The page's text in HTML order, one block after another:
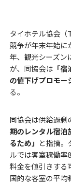
タイホテル協会（
競争が年末年始に
年、観光シーズン
が、同協会は 「
の値下げプロモー
る。
同協会は供給過剰
期のレンタル宿泊
るため」 と指摘
ルでは客室稼働
料金を値引きする
国的な客室の平均